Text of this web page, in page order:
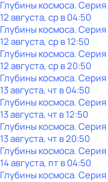
Глубины космоса.
12 августа, ср в 04:50
Глубины космоса.
12 августа, ср в 12:50
Глубины космоса. Серия
12 августа, ср в 20:50
Глубины космоса. Серия
13 августа, чт в 04:50
Глубины космоса. Серия
13 августа, чт в 12:50
Глубины космоса.
13 августа, чт в 20:50
Глубины космоса.
14 августа, пт в 04:50
Глубины космоса.